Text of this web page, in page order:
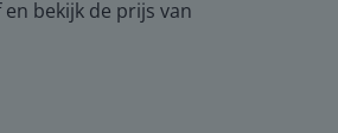
bekijk de prijs van